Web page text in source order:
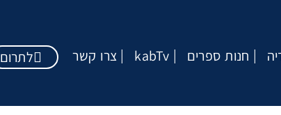
לתרום צרו קשר kabTv חנות ספרים